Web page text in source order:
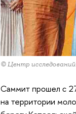
© Центр
Саммит прошел с
на территории